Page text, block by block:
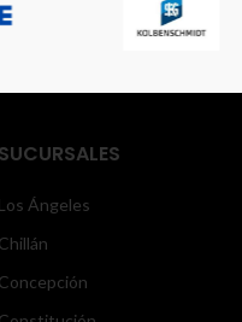
SUCURSALES
Los Ángeles
Chillán
Concepción